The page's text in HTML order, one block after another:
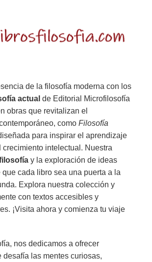
de la filosofía moderna con los
actual de Editorial Microfilosofía
obras que revitalizan el
como Filosofía
para inspirar el aprendizaje
crecimiento intelectual. Nuestra
y la exploración de ideas
cada libro sea una puerta a la
Explora nuestra colección y
con textos accesibles y
¡Visita ahora y comienza tu viaje
nos dedicamos a ofrecer
desafía las mentes curiosas,